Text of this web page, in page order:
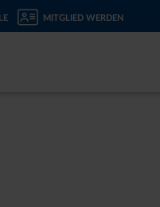
MITGLIED WERDEN